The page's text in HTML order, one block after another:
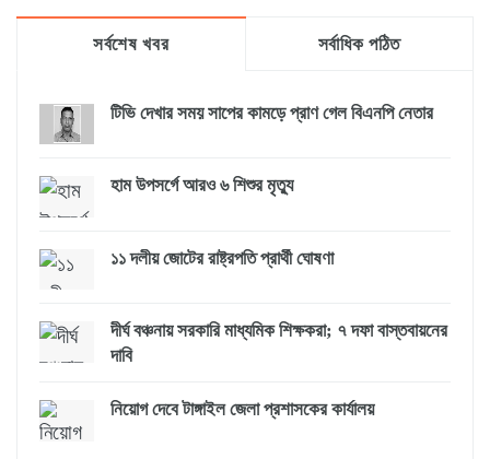
সর্বশেষ খবর সর্বাধিক পঠিত
টিভি দেখার সময় সাপের কামড়ে প্রাণ গেল বিএনপি নেতার
হাম উপসর্গে আরও ৬ শিশুর মৃত্যু
১১ দলীয় জোটের রাষ্ট্রপতি প্রার্থী ঘোষণা
দীর্ঘ বঞ্চনায় সরকারি মাধ্যমিক শিক্ষকরা; ৭ দফা বাস্তবায়নের
দাবি
নিয়োগ দেবে টাঙ্গাইল জেলা প্রশাসকের কার্যালয়